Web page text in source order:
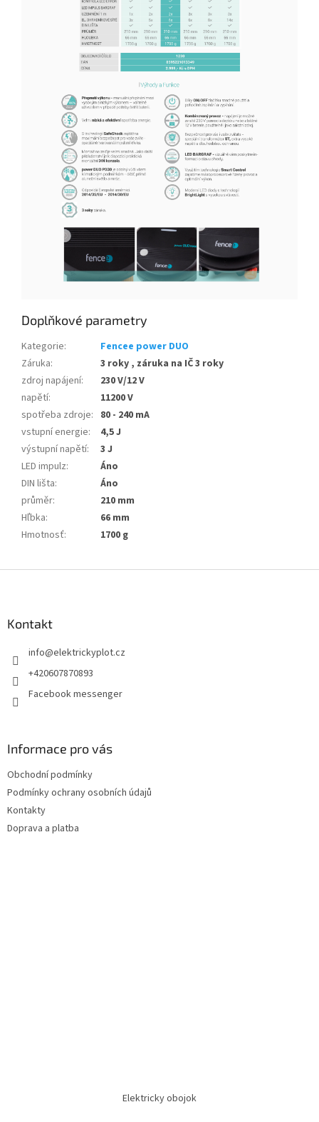
Doplňkové parametry
Kategorie:
Fencee power DUO
Záruka:
3 roky , záruka na IČ 3 roky
zdroj napájení:
230 V/12 V
napětí:
11200 V
spotřeba zdroje: 80 - 240 mA
vstupní energie:
4,5 J
výstupní napětí:
3 J
LED impulz:
Áno
DIN lišta:
Áno
průměr:
210 mm
Hľbka:
66 mm
Hmotnosť: 1700 g
Kontakt
info@elektrickyplot.cz
+420607870893
Facebook messenger
Informace pro vás
Obchodní podmínky
Podmínky ochrany osobních údajů
Kontakty
Doprava a platba
Elektricky obojok